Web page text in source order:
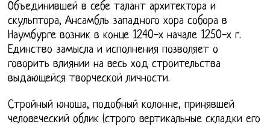
Объединившей в себе талант архитектора и
скульптора, Ансамбль западного хора собора в
Наумбурге возник в конце 1240-х начале 1250-х г.
Единство замысла и исполнения позволяет о
говорить влиянии на весь ход строительства
выдающейся творческой личности.
Стройный юноша, подобный колонне, принявшей
человеческий облик (строго вертикальные складки его